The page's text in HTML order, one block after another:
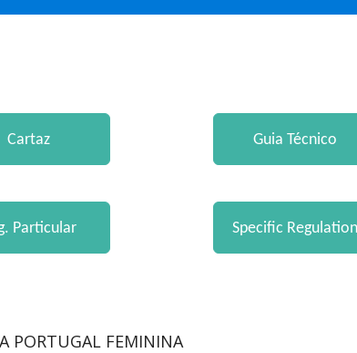
PORTUGAL FEMININA